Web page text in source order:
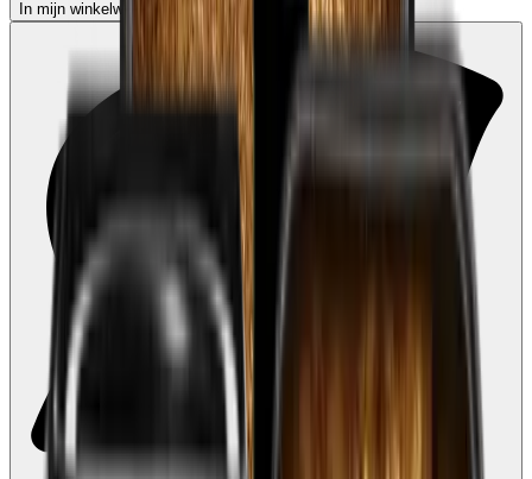
In mijn winkelwagen